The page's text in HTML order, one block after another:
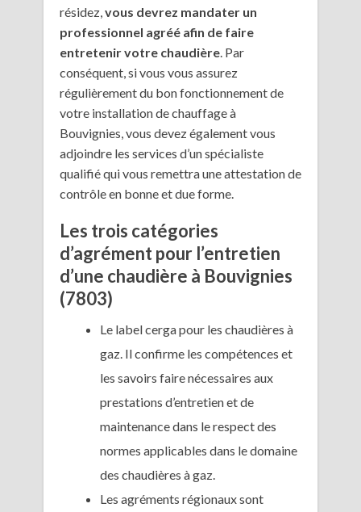
résidez,vous devrez mandater un
professionnel agréé afin de faire
entretenir votre chaudière. Par
conséquent, si vous vous assurez
régulièrement du bon fonctionnement de
votre installation de chauffage à
Bouvignies, vous devez également vous
adjoindre les services d’un spécialiste
qualifié qui vous remettra une attestation de
contrôle en bonne et due forme.
Les trois catégories
d’agrément pour l’entretien
d’une chaudière à Bouvignies
(7803)
Le label cerga pour les chaudières à
gaz. Il confirme les compétences et
les savoirs faire nécessaires aux
prestations d’entretien et de
maintenance dans le respect des
normes applicables dans le domaine
des chaudières à gaz.
Les agréments régionaux sont